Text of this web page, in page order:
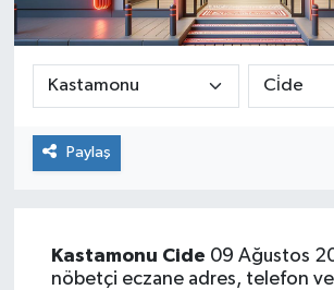
Paylaş
Kastamonu Cide 09 Ağustos
nöbetçi eczane adres, telefon ve